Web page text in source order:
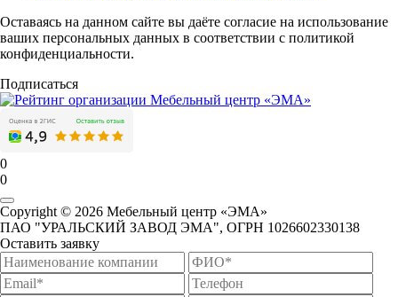
Оставаясь на данном сайте вы даёте согласие на использование
ваших персональных данных в соответствии с политикой
конфиденциальности.
Подписаться
0
0
Copyright © 2026 Мебельный центр «ЭМА»
ПАО "УРАЛЬСКИЙ ЗАВОД ЭМА", ОГРН 1026602330138
Оставить заявку